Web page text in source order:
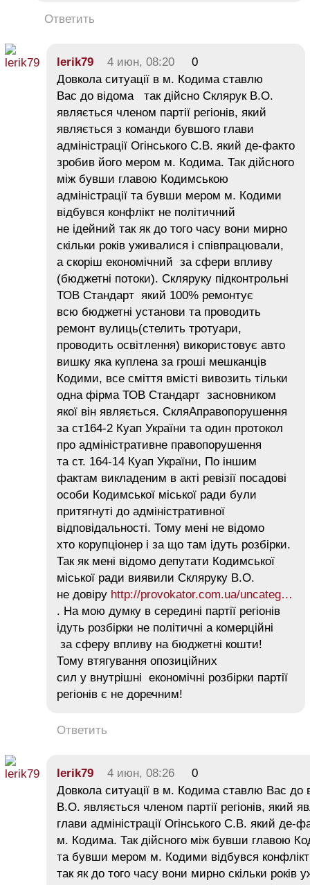
Ответить
lerik79 4 июн, 08:20
0
Довкола ситуації в м. Кодима ставлю
Вас до відома так дійсно Склярук В.О.
являється членом партії регіонів, який
являється з команди бувшого глави
адміністрації Огінського С.В. який де-факто
зробив його мером м. Кодима. Так дійсного
між бувши главою Кодимською
адміністрації та бувши мером м. Кодими
відбувся конфлікт не політичний
не ідейний так як до того часу вони мирно
скільки років уживалися і співпрацювали,
а скоріш економічний за сфери впливу
(бюджетні потоки). Скляруку підконтрольні
ТОВ Стандарт який 100% ремонтує
всю бюджетні установи та проводить
ремонт вулиць(стелить тротуари,
проводить освітлення) використовує авто
вишку яка куплена за гроші мешканців
Кодими, все сміття вмісті вивозить тільки
одна фірма ТОВ Стандарт засновником
якої він являється. СкляАправопорушення
за ст164-2 Куап України та один протокол
про адміністративне правопорушення
та ст. 164-14 Куап України, По іншим
фактам викладеним в акті ревізії посадові
особи Кодимської міської ради були
притягнуті до адміністративної
відповідальності. Тому мені не відомо
хто корупціонер і за що там ідуть розбірки.
Так як мені відомо депутати Кодимської
міської ради виявили Скляруку В.О.
не довіру http://provokator.com.ua/uncateg…
. На мою думку в середині партії регіонів
ідуть розбірки не політичні а комерційні
за сферу впливу на бюджетні кошти!
Тому втягування опозиційних
сил у внутрішні економічні розбірки партії
регіонів є не доречним!
Ответить
lerik79 4 июн, 08:26
0
Довкола ситуації в м. Кодима ставлю Вас до
В.О. являється членом партії регіонів, який
глави адміністрації Огінського С.В. який де-
м. Кодима. Так дійсного між бувши главою
та бувши мером м. Кодими відбувся конфлікт
так як до того часу вони мирно скільки років